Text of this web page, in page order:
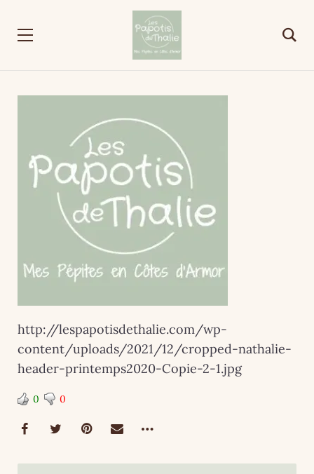
http://lespapotisdethalie.com/wp-
content/uploads/2021/12/cropped-nathalie-
header-printemps2020-Copie-2-1.jpg
0 0